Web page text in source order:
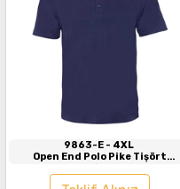
9863-E - 4XL
Open End Polo Pike Tişört
Lacivert